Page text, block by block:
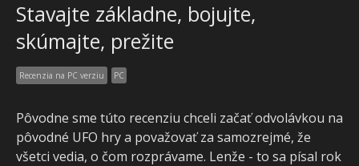
Stavajte základne, bojujte,
skúmajte, prežite
Recenzia na PC verziu PC
Pôvodne sme túto recenziu chceli začať odvolávkou na
pôvodné UFO hry a považovať za samozrejmé, že
všetci vedia, o čom rozprávame. Lenže - to sa písal rok